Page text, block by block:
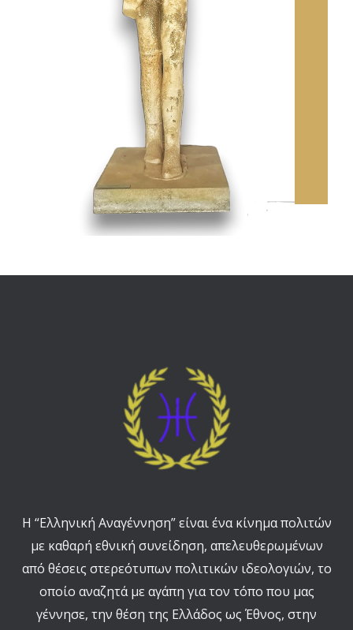
Η “Ελληνική Αναγέννηση” είναι ένα κίνημα πολιτών
με καθαρή εθνική συνείδηση, απελευθερωμένων
από θέσεις στερεότυπων πολιτικών ιδεολογιών, το
οποίο αναζητά με αγάπη για τον τόπο που μας
γέννησε, την θέση της Ελλάδος ως Έθνος, στην